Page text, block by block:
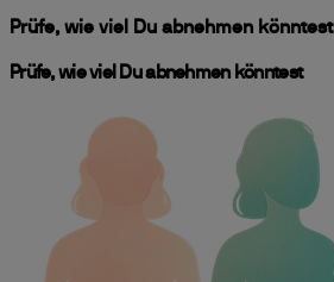
Prüfe, wie viel Du abnehmen könntest
Prüfe, wie viel Du abnehmen könntest